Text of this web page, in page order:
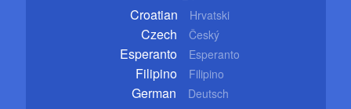
Croatian Hrvatski
Czech Český
Esperanto Esperanto
Filipino Filipino
German Deutsch